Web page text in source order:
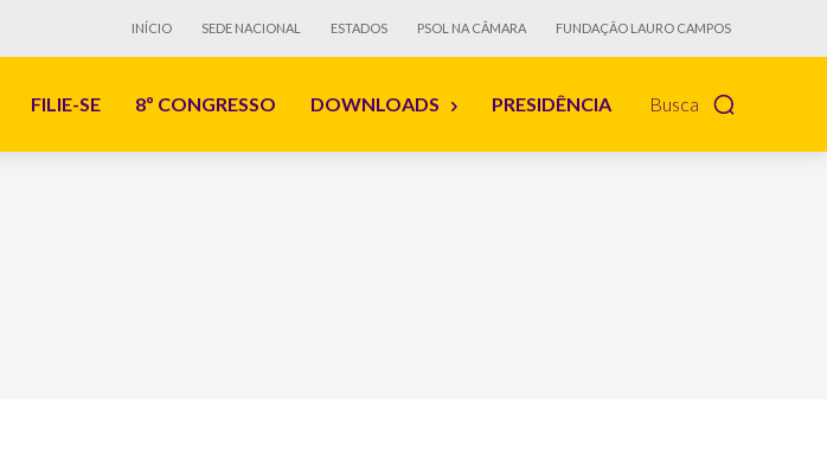
INÍCIO SEDE NACIONAL ESTADOS PSOL NA CÂMARA FUNDAÇÃO LAURO CAMPOS
Busca
FILIE-SE 8º CONGRESSO DOWNLOADS PRESIDÊNCIA